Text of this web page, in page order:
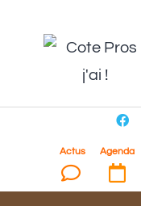
Actus Agenda